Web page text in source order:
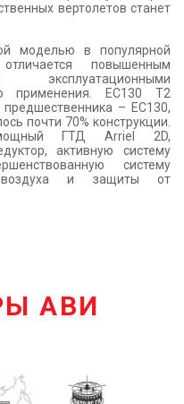
вертолетов станет
моделью в популярной
повышенным
применения. EC130 T2
– EC130,
почти 70% конструкции.
ГТД Arriel 2D,
активную систему
систему
воздуха и защиты от
АВИ